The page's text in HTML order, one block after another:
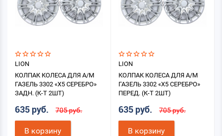
LION
КОЛПАК КОЛЕСА ДЛЯ А/М
ГАЗЕЛЬ 3302 «X5 СЕРЕБРО»
ЗАДН. (К-Т 2ШТ)
635 руб. 705 руб.
В корзину
LION
КОЛПАК КОЛЕСА ДЛЯ А/М
ГАЗЕЛЬ 3302 «X5 СЕРЕБРО»
ПЕРЕД. (К-Т 2ШТ)
635 руб. 705 руб.
В корзину